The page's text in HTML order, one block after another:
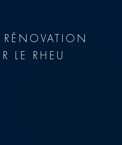
RÉNOVATION
LE RHEU